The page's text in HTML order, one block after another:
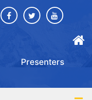
Presenters